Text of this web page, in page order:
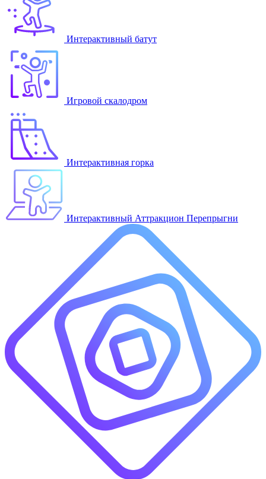
Интерактивный батут
Игровой скалодром
Интерактивная горка
Интерактивный Аттракцион Перепрыгни